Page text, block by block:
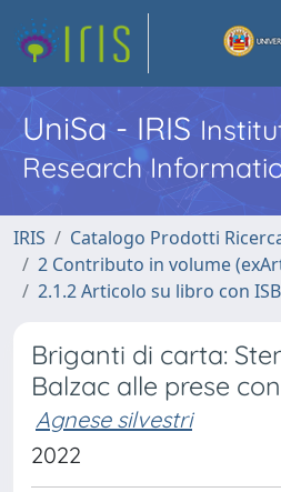
UniSa - IRIS
Research
IRIS
Catalogo Prodotti
2 Contributo in volume
2.1.2 Articolo su libro con
Briganti di carta:
Balzac alle prese
Agnese silvestri
2022